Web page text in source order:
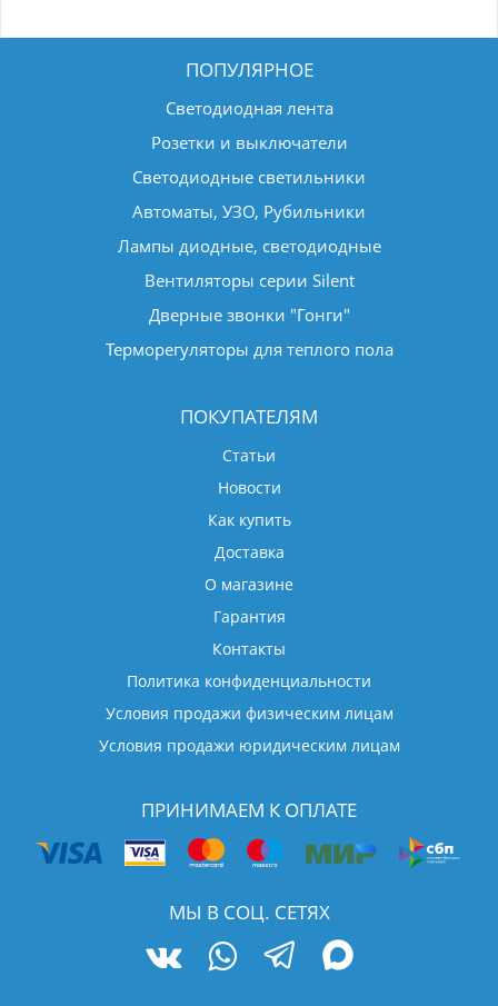
ПОПУЛЯРНОЕ
Светодиодная лента
Розетки и выключатели
Светодиодные светильники
Автоматы, УЗО, Рубильники
Лампы диодные, светодиодные
Вентиляторы серии Silent
Дверные звонки "Гонги"
Терморегуляторы для теплого пола
ПОКУПАТЕЛЯМ
Статьи
Новости
Как купить
Доставка
О магазине
Гарантия
Контакты
Политика конфиденциальности
Условия продажи физическим лицам
Условия продажи юридическим лицам
ПРИНИМАЕМ К ОПЛАТЕ
МЫ В СОЦ. СЕТЯХ